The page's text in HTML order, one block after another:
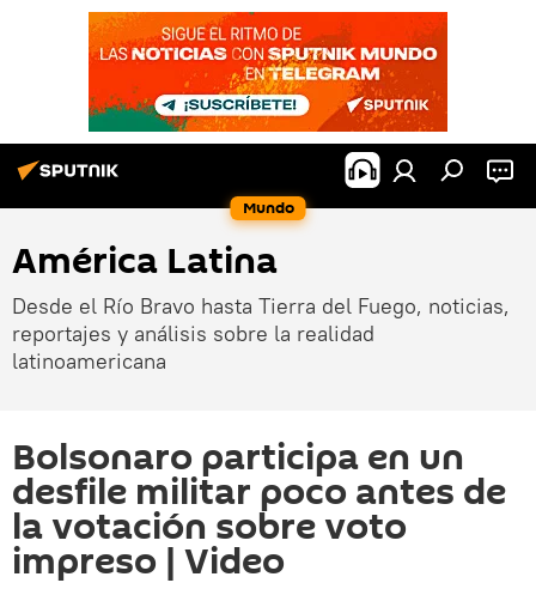
Mundo
América Latina
Desde el Río Bravo hasta Tierra del Fuego, noticias,
reportajes y análisis sobre la realidad
latinoamericana
Bolsonaro participa en un
desfile militar poco antes de
la votación sobre voto
impreso | Video